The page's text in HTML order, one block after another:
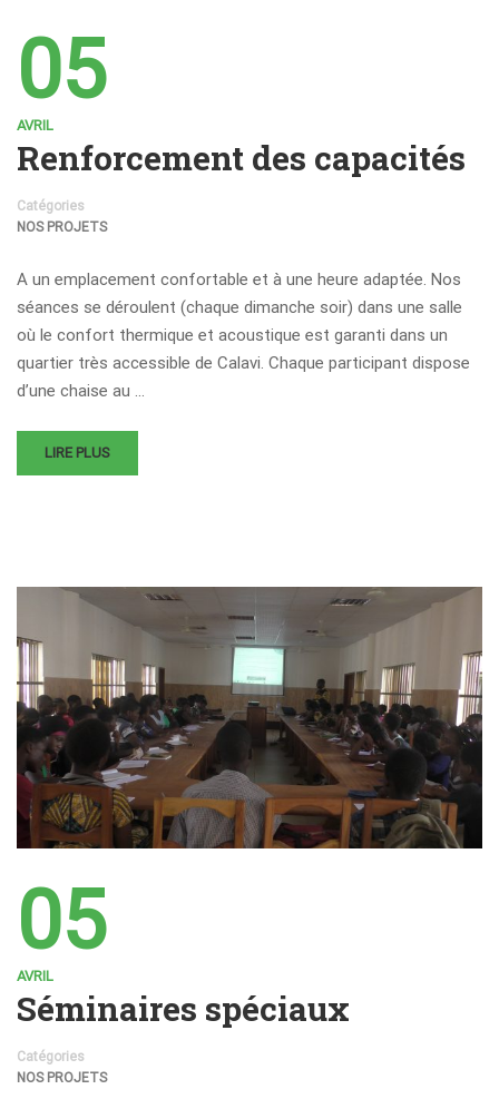
05
AVRIL
Renforcement des capacités
Catégories
NOS PROJETS
A un emplacement confortable et à une heure adaptée. Nos
séances se déroulent (chaque dimanche soir) dans une salle
où le confort thermique et acoustique est garanti dans un
quartier très accessible de Calavi. Chaque participant dispose
d’une chaise au …
LIRE PLUS
05
AVRIL
Séminaires spéciaux
Catégories
NOS PROJETS